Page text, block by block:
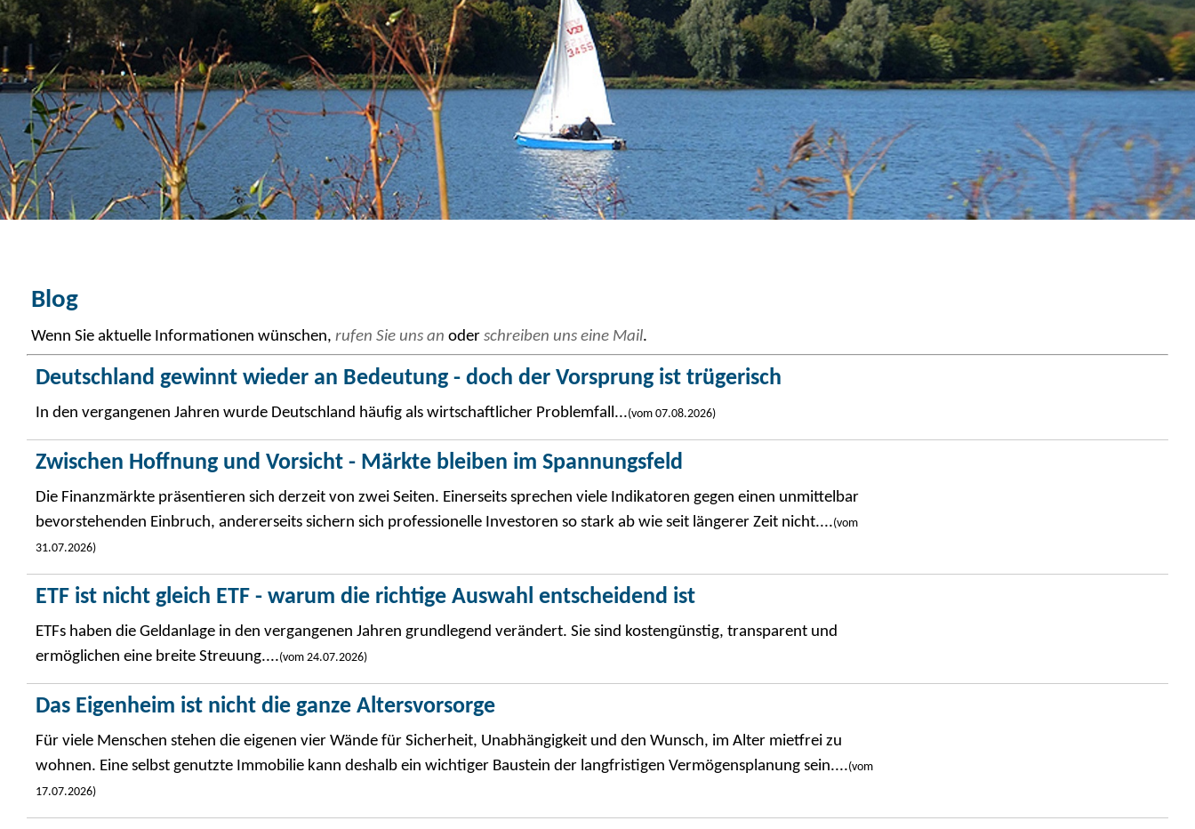
Blog
Wenn Sie aktuelle Informationen wünschen, rufen Sie uns an oder schreiben uns eine Mail.
Deutschland gewinnt wieder an Bedeutung - doch der Vorsprung ist trügerisch
In den vergangenen Jahren wurde Deutschland häufig als wirtschaftlicher Problemfall...(vom 07.08.2026)
Zwischen Hoffnung und Vorsicht - Märkte bleiben im Spannungsfeld
Die Finanzmärkte präsentieren sich derzeit von zwei Seiten. Einerseits sprechen viele Indikatoren gegen einen unmittelbar
bevorstehenden Einbruch, andererseits sichern sich professionelle Investoren so stark ab wie seit längerer Zeit nicht....(vom
31.07.2026)
ETF ist nicht gleich ETF - warum die richtige Auswahl entscheidend ist
ETFs haben die Geldanlage in den vergangenen Jahren grundlegend verändert. Sie sind kostengünstig, transparent und
ermöglichen eine breite Streuung....(vom 24.07.2026)
Das Eigenheim ist nicht die ganze Altersvorsorge
Für viele Menschen stehen die eigenen vier Wände für Sicherheit, Unabhängigkeit und den Wunsch, im Alter mietfrei zu
wohnen. Eine selbst genutzte Immobilie kann deshalb ein wichtiger Baustein der langfristigen Vermögensplanung sein....(vom
17.07.2026)